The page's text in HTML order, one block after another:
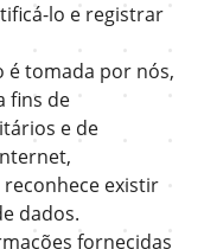
lo e registrar
é tomada por nós,
fins de
e de
existir
dados.
fornecidas